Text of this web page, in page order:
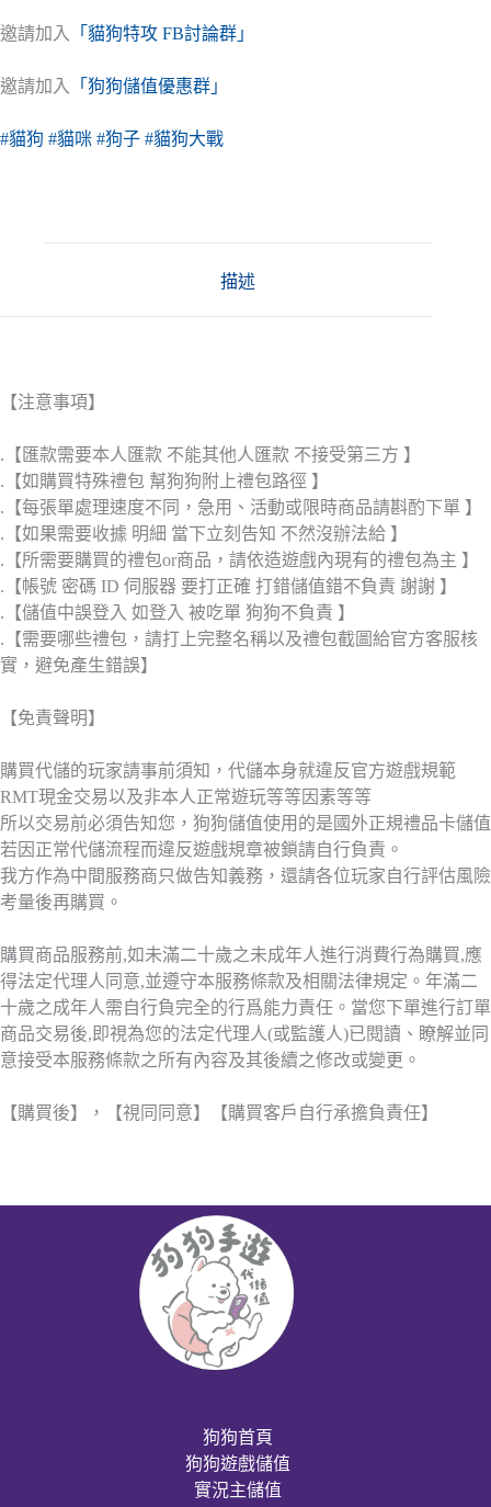
邀請加入 「貓狗特攻 FB討論群」
邀請加入 「狗狗儲值優惠群」
#貓狗 #貓咪 #狗子 #貓狗大戰
描述
【注意事項】
.【匯款需要本人匯款 不能其他人匯款 不接受第三方 】
.【如購買特殊禮包 幫狗狗附上禮包路徑 】
.【每張單處理速度不同，急用、活動或限時商品請斟酌下單 】
.【如果需要收據 明細 當下立刻告知 不然沒辦法給 】
.【所需要購買的禮包or商品，請依造遊戲內現有的禮包為主 】
.【帳號 密碼 ID 伺服器 要打正確 打錯儲值錯不負責 謝謝 】
.【儲值中誤登入 如登入 被吃單 狗狗不負責 】
.【需要哪些禮包，請打上完整名稱以及禮包截圖給官方客服核
實，避免產生錯誤】
【免責聲明】
購買代儲的玩家請事前須知，代儲本身就違反官方遊戲規範
RMT現金交易以及非本人正常遊玩等等因素等等
所以交易前必須告知您，狗狗儲值使用的是國外正規禮品卡儲值
若因正常代儲流程而違反遊戲規章被鎖請自行負責。
我方作為中間服務商只做告知義務，還請各位玩家自行評估風險
考量後再購買。
購買商品服務前,如未滿二十歲之未成年人進行消費行為購買,應
得法定代理人同意,並遵守本服務條款及相關法律規定。年滿二
十歲之成年人需自行負完全的行爲能力責任。當您下單進行訂單
商品交易後,即視為您的法定代理人(或監護人)已閱讀、瞭解並同
意接受本服務條款之所有內容及其後續之修改或變更。
【購買後】，【視同同意】【購買客戶自行承擔負責任】
狗狗首頁
狗狗遊戲儲值
實況主儲值